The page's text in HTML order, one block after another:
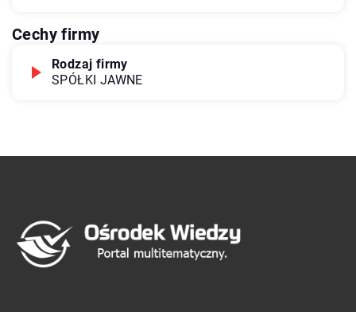
Cechy firmy
Rodzaj firmy
SPÓŁKI JAWNE